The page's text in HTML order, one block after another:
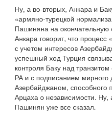
Ну, а во-вторых, Анкара и
«армяно-турецкой
Пашиняна на окончательную
Анкара говорит, что процесс
с учетом интересов
успешный ход Турция
контроля Баку над
РА и с подписанием
Азербайджаном, способного
Арцаха о независимости.
Пашинян уже все сказал.